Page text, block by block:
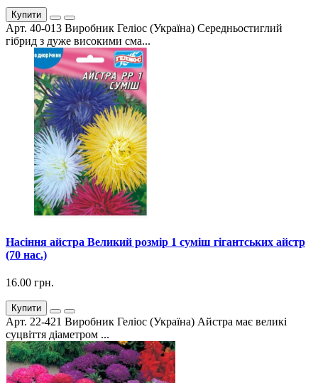
Купити
Арт. 40-013 Виробник Геліос (Україна) Середньостиглий
гібрид з дуже високими сма...
Насіння айстра Великий розмір 1 суміш гігантських айстр
(70 нас.)
16.00 грн.
Купити
Арт. 22-421 Виробник Геліос (Україна) Айстра має великі
суцвіття діаметром ...